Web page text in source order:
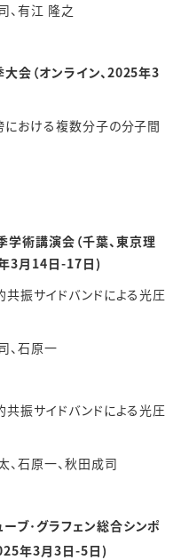
有江 隆之
会（オンライン、2025年3
ける複数分子の分子間
術講演会（千葉、東京理
3月14日-17日)
サイドバンドによる光圧
石原一
サイドバンドによる光圧
石原一、秋田成司
ーブ･グラフェン総合シンポ
年3月3日-5日)